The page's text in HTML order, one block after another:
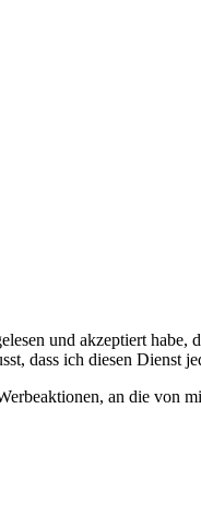
und akzeptiert habe,
dass ich diesen Dienst
an die von